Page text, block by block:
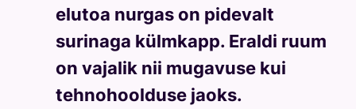
elutoa nurgas on pidevalt
surinaga külmkapp. Eraldi ruum
on vajalik nii mugavuse kui
tehnohoolduse jaoks.